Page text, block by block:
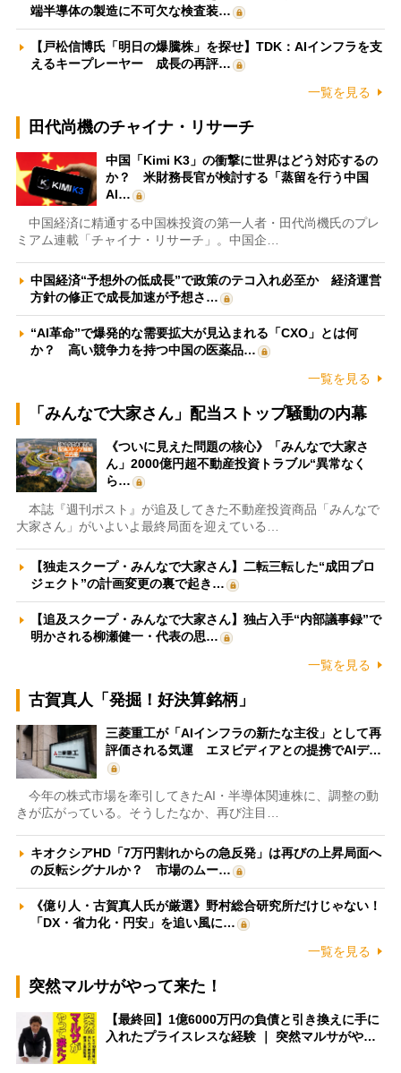
端半導体の製造に不可欠な検査装…
【戸松信博氏「明日の爆騰株」を探せ】TDK：AIインフラを支
えるキープレーヤー 成長の再評…
一覧を見る
田代尚機のチャイナ・リサーチ
中国「Kimi K3」の衝撃に世界はどう対応するの
か？ 米財務長官が検討する「蒸留を行う中国
AI…
中国経済に精通する中国株投資の第一人者・田代尚機氏のプレ
ミアム連載「チャイナ・リサーチ」。中国企…
中国経済“予想外の低成長”で政策のテコ入れ必至か 経済運営
方針の修正で成長加速が予想さ…
“AI革命”で爆発的な需要拡大が見込まれる「CXO」とは何
か？ 高い競争力を持つ中国の医薬品…
一覧を見る
「みんなで大家さん」配当ストップ騒動の内幕
《ついに見えた問題の核心》「みんなで大家さ
ん」2000億円超不動産投資トラブル“異常なく
ら…
本誌『週刊ポスト』が追及してきた不動産投資商品「みんなで
大家さん」がいよいよ最終局面を迎えている…
【独走スクープ・みんなで大家さん】二転三転した“成田プロ
ジェクト”の計画変更の裏で起き…
【追及スクープ・みんなで大家さん】独占入手“内部議事録”で
明かされる柳瀬健一・代表の思…
一覧を見る
古賀真人「発掘！好決算銘柄」
三菱重工が「AIインフラの新たな主役」として再
評価される気運 エヌビディアとの提携でAIデ…
今年の株式市場を牽引してきたAI・半導体関連株に、調整の動
きが広がっている。そうしたなか、再び注目…
キオクシアHD「7万円割れからの急反発」は再びの上昇局面へ
の反転シグナルか？ 市場のムー…
《億り人・古賀真人氏が厳選》野村総合研究所だけじゃない！
「DX・省力化・円安」を追い風に…
一覧を見る
突然マルサがやって来た！
【最終回】1億6000万円の負債と引き換えに手に
入れたプライスレスな経験 ｜ 突然マルサがや…